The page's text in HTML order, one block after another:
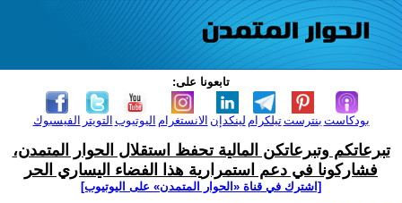
تابعونا على:
الفيسبوك التويتر اليوتيوب الانستغرام لينكدإن تيلكرامبنترست بودكاست
تبرعاتكم وتبرعاتكن المالية تحفظ استقلال الحوار المتمدن،
فشاركونا في دعم استمرارية هذا الفضاء اليساري الحر
[اشترك في قناة ‫«الحوار المتمدن» على اليوتيوب]